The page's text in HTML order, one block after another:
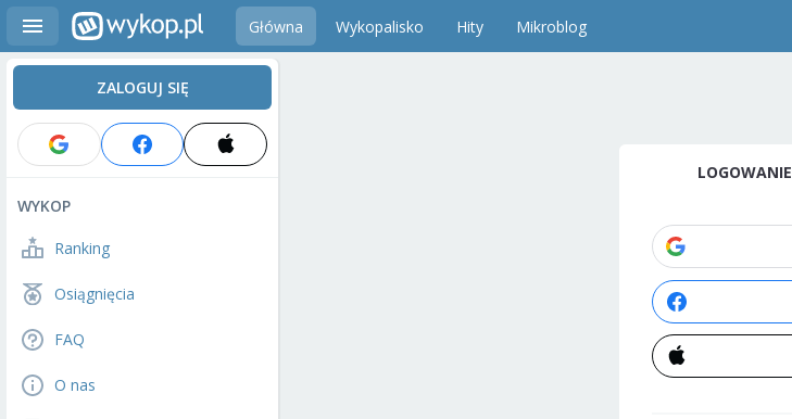
Główna Wykopalisko Hity Mikroblog
ZALOGUJ SIĘ
WYKOP
Ranking
Osiągnięcia
FAQ
O nas
LOGOWANIE